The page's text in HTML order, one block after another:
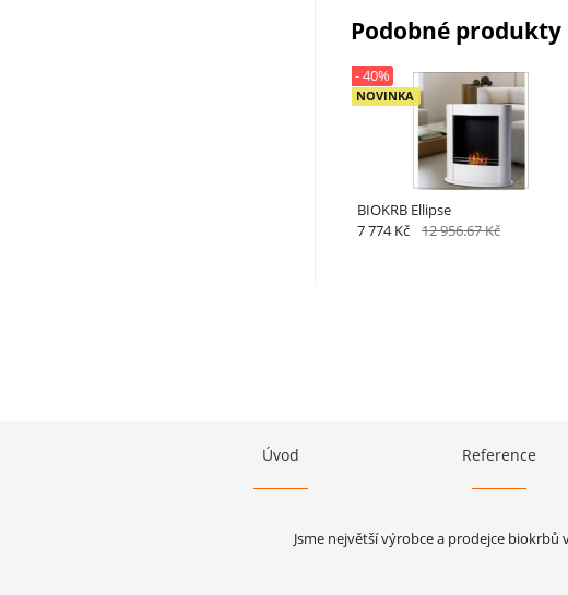
Podobné produkty
BIOKRB Ellipse
NOVINKA
- 40%
7 774 Kč 12 956.67 Kč
Úvod Reference
Jsme největší výrobce a prodejce